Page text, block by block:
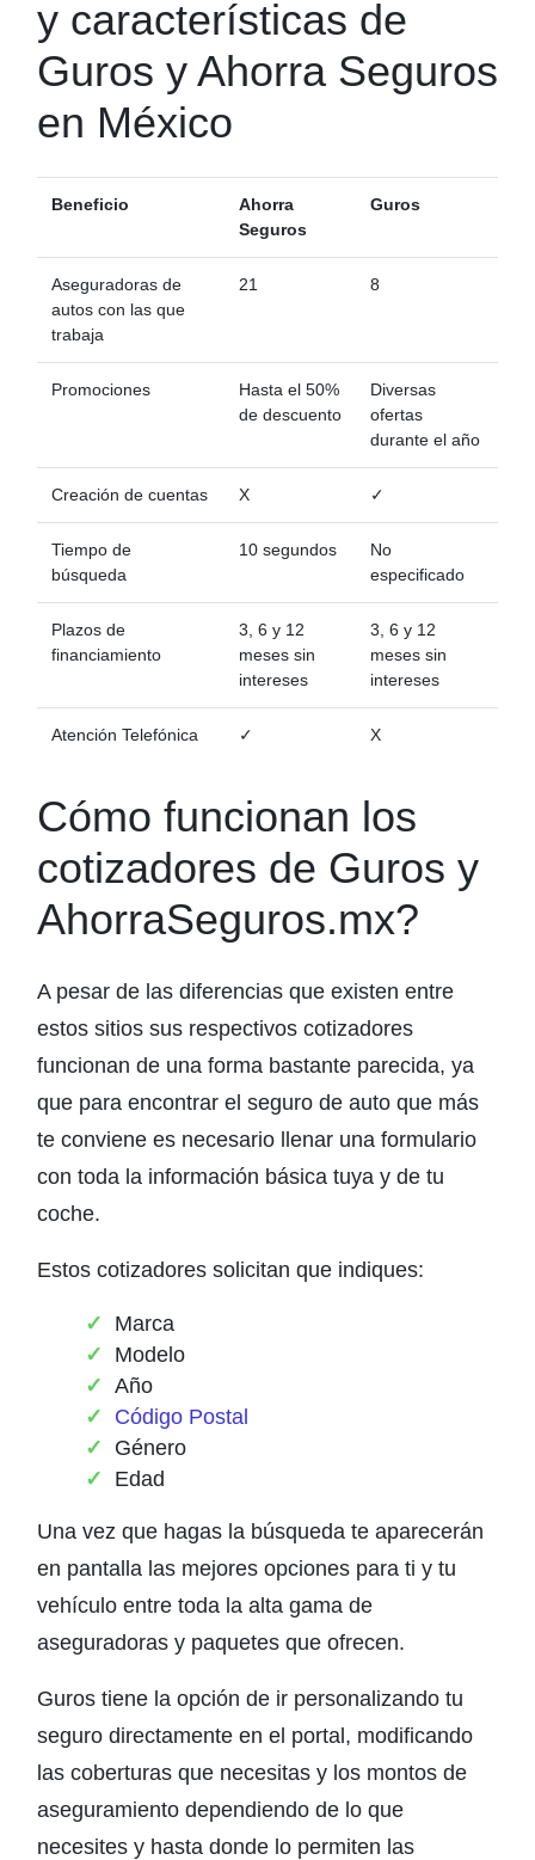
y características de
Guros y Ahorra Seguros
en México
Beneficio
Ahorra
Seguros
Guros
Aseguradoras de
autos con las que
trabaja
21 8
Promociones
Hasta el 50%
de descuento
Diversas
ofertas
durante el año
Creación de cuentas X ✓
Tiempo de
búsqueda
10 segundos
No
especificado
Plazos de
financiamiento
3, 6 y 12
meses sin
intereses
3, 6 y 12
meses sin
intereses
Atención Telefónica ✓ X
Cómo funcionan los
cotizadores de Guros y
AhorraSeguros.mx?
A pesar de las diferencias que existen entre
estos sitios sus respectivos cotizadores
funcionan de una forma bastante parecida, ya
que para encontrar el seguro de auto que más
te conviene es necesario llenar una formulario
con toda la información básica tuya y de tu
coche.
Estos cotizadores solicitan que indiques:
Marca
Modelo
Año
Código Postal
Género
Edad
Una vez que hagas la búsqueda te aparecerán
en pantalla las mejores opciones para ti y tu
vehículo entre toda la alta gama de
aseguradoras y paquetes que ofrecen.
Guros tiene la opción de ir personalizando tu
seguro directamente en el portal, modificando
las coberturas que necesitas y los montos de
aseguramiento dependiendo de lo que
necesites y hasta donde lo permiten las